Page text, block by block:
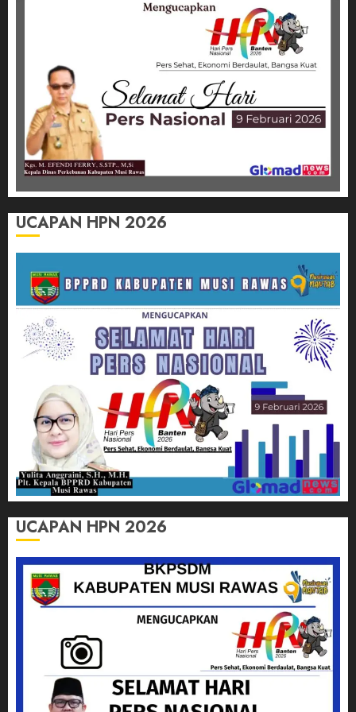
UCAPAN HPN 2026
UCAPAN HPN 2026